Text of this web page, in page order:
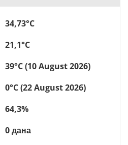
34,73°C
21,1°C
39°C (10 August 2026)
0°C (22 August 2026)
64,3%
0 дана